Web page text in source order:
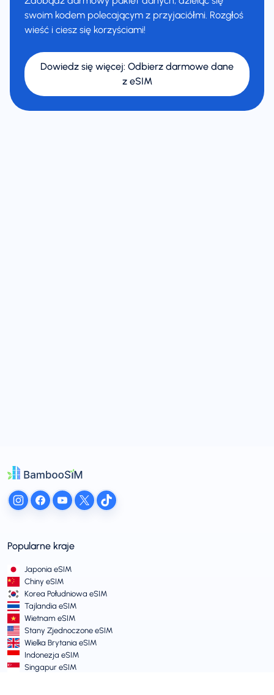
swoim kodem polecającym z przyjaciółmi. Rozgłoś
wieść i ciesz się korzyściami!
Dowiedz się więcej: Odbierz darmowe dane
z eSIM
Popularne kraje
Japonia eSIM
Chiny eSIM
Korea Południowa eSIM
Tajlandia eSIM
Wietnam eSIM
Stany Zjednoczone eSIM
Wielka Brytania eSIM
Indonezja eSIM
Singapur eSIM